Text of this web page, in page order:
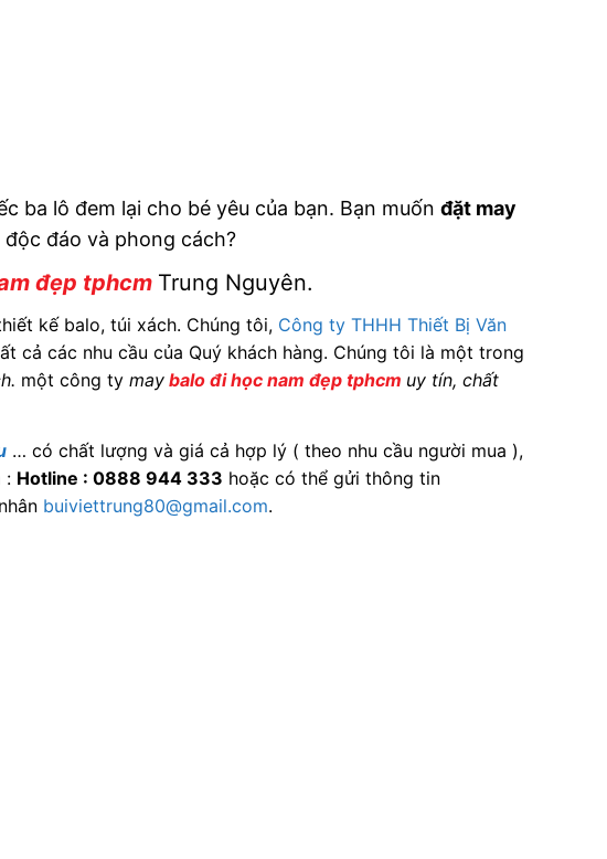
ba lô đem lại cho bé yêu của bạn. Bạn muốnđặt may
đáo và phong cách?
đẹp tphcm Trung Nguyên.
kế balo, túi xách. Chúng tôi, Công ty THHH Thiết Bị Văn
cả các nhu cầu của Quý khách hàng. Chúng tôi là một trong
một công ty may balo đi học nam đẹp tphcm uy tín, chất
… có chất lượng và giá cả hợp lý ( theo nhu cầu người mua ),
: Hotline : 0888 944 333 hoặc có thể gửi thông tin
buiviettrung80@gmail.com.